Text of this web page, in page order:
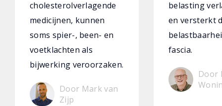
cholesterolverlagende
medicijnen, kunnen
soms spier-, been- en
voetklachten als
bijwerking veroorzaken.
Door Mark van
Zijp
belasting
en versterkt
fascia.
Door